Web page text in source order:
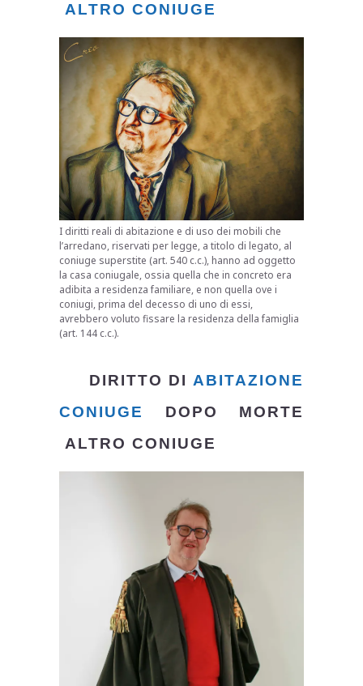
ALTRO CONIUGE
I diritti reali di abitazione e di uso dei mobili che
l’arredano, riservati per legge, a titolo di legato, al
coniuge superstite (art. 540 c.c.), hanno ad oggetto
la casa coniugale, ossia quella che in concreto era
adibita a residenza familiare, e non quella ove i
coniugi, prima del decesso di uno di essi,
avrebbero voluto fissare la residenza della famiglia
(art. 144 c.c.).
DIRITTO DI ABITAZIONE
CONIUGE
DOPO MORTE
ALTRO CONIUGE